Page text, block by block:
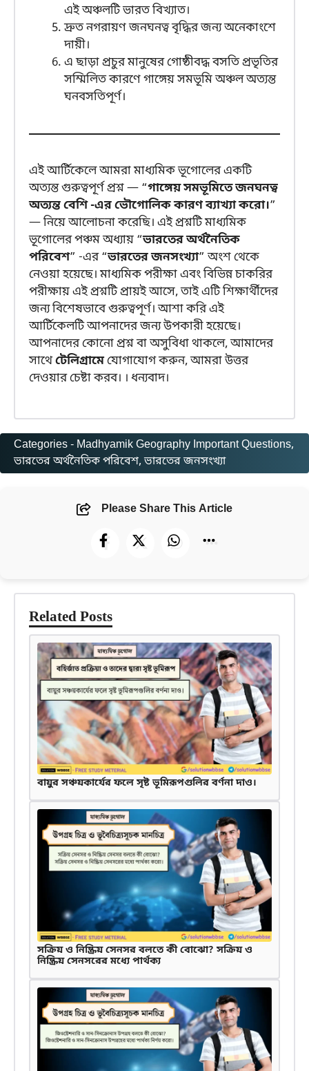
এই অঞ্চলটি ভারত বিখ্যাত।
দ্রুত নগরায়ণ জনঘনত্ব বৃদ্ধির জন্য অনেকাংশে
দায়ী।
এ ছাড়া প্রচুর মানুষের গোষ্ঠীবদ্ধ বসতি প্রভৃতির
সম্মিলিত কারণে গাঙ্গেয় সমভূমি অঞ্চল অত্যন্ত
ঘনবসতিপূর্ণ।
এই আর্টিকেলে আমরা মাধ্যমিক ভূগোলের একটি
অত্যন্ত গুরুত্বপূর্ণ প্রশ্ন — “গাঙ্গেয় সমভূমিতে জনঘনত্ব
অত্যন্ত বেশি -এর ভৌগোলিক কারণ ব্যাখ্যা করো।”
— নিয়ে আলোচনা করেছি। এই প্রশ্নটি মাধ্যমিক
ভূগোলের পঞ্চম অধ্যায় “ভারতের অর্থনৈতিক
পরিবেশ” -এর “ভারতের জনসংখ্যা” অংশ থেকে
নেওয়া হয়েছে। মাধ্যমিক পরীক্ষা এবং বিভিন্ন চাকরির
পরীক্ষায় এই প্রশ্নটি প্রায়ই আসে, তাই এটি শিক্ষার্থীদের
জন্য বিশেষভাবে গুরুত্বপূর্ণ। আশা করি এই
আর্টিকেলটি আপনাদের জন্য উপকারী হয়েছে।
আপনাদের কোনো প্রশ্ন বা অসুবিধা থাকলে, আমাদের
সাথেটেলিগ্রামেযোগাযোগ করুন, আমরা উত্তর
দেওয়ার চেষ্টা করব। । ধন্যবাদ।
Categories - Madhyamik Geography Important Questions
ভারতের অর্থনৈতিক পরিবেশ, ভারতের জনসংখ্যা
Please Share This Article
Related Posts
বায়ুর সঞ্চয়কার্যের ফলে সৃষ্ট ভূমিরূপগুলির বর্ণনা দাও।
সক্রিয় ও নিষ্ক্রিয় সেনসর বলতে কী বোঝো? সক্রিয় ও
নিষ্ক্রিয় সেনসরের মধ্যে পার্থক্য